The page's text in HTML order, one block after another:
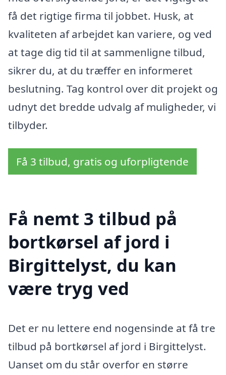
få det rigtige firma til jobbet. Husk, at
kvaliteten af arbejdet kan variere, og ved
at tage dig tid til at sammenligne tilbud,
sikrer du, at du træffer en informeret
beslutning. Tag kontrol over dit projekt og
udnyt det bredde udvalg af muligheder, vi
tilbyder.
Få 3 tilbud, gratis og uforpligtende
Få nemt 3 tilbud på
bortkørsel af jord i
Birgittelyst, du kan
være tryg ved
Det er nu lettere end nogensinde at få tre
tilbud på bortkørsel af jord i Birgittelyst.
Uanset om du står overfor en større